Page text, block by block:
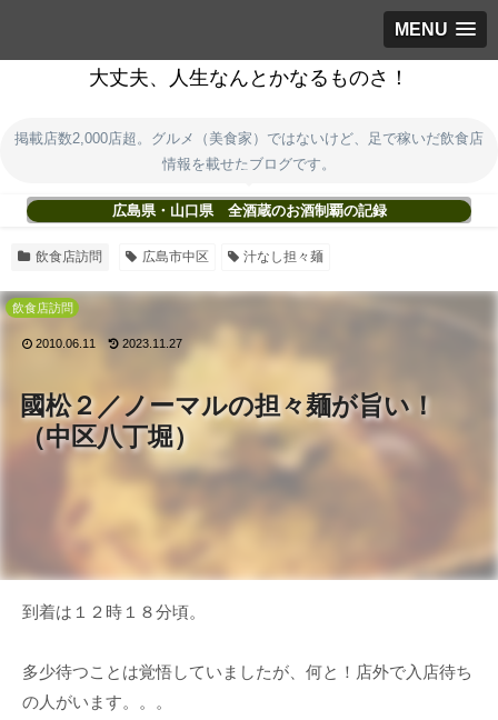
MENU
大丈夫、人生なんとかなるものさ！
掲載店数2,000店超。グルメ（美食家）ではないけど、足で稼いだ飲食店
情報を載せたブログです。
広島県・山口県 全酒蔵のお酒制覇の記録
飲食店訪問 広島市中区 汁なし担々麺
國松２／ノーマルの担々麺が旨い！
（中区八丁堀）
飲食店訪問
2010.06.11 2023.11.27
到着は１２時１８分頃。
多少待つことは覚悟していましたが、何と！店外で入店待ち
の人がいます。。。